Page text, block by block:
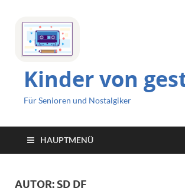
Kinder von
Für Senioren und Nostalgiker
HAUPTMENÜ
AUTOR: SD DF